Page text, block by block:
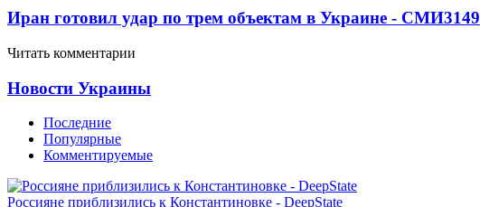
Иран готовил удар по трем объектам в Украине - СМИ3149
Читать комментарии
Новости Украины
Последние
Популярные
Комментируемые
Россияне приблизились к Константиновке - DeepState